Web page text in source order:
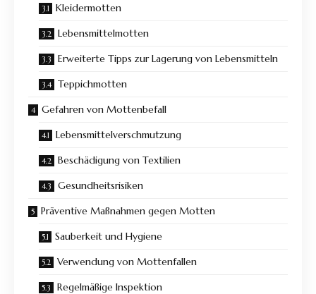
Kleidermotten
Lebensmittelmotten
Erweiterte Tipps zur Lagerung von Lebensmitteln
Teppichmotten
Gefahren von Mottenbefall
Lebensmittelverschmutzung
Beschädigung von Textilien
Gesundheitsrisiken
Präventive Maßnahmen gegen Motten
Sauberkeit und Hygiene
Verwendung von Mottenfallen
Regelmäßige Inspektion